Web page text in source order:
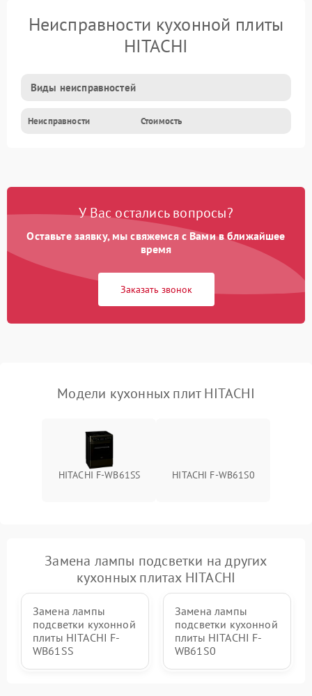
Неисправности кухонной плиты
HITACHI
Виды неисправностей
Неисправности Стоимость
У Вас остались вопросы?
Оставьте заявку, мы свяжемся с Вами в ближайшее
время
Заказать звонок
Модели кухонных плит HITACHI
HITACHI F-WB61SS HITACHI F-WB61S0
Замена лампы подсветки на других
кухонных плитах HITACHI
Замена лампы
подсветки кухонной
плиты HITACHI F-
WB61SS
Замена лампы
подсветки кухонной
плиты HITACHI F-
WB61S0